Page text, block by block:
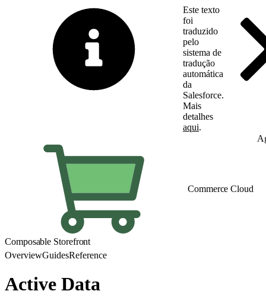
Este texto
foi
traduzido
pelo
sistema de
tradução
automática
da
Salesforce.
Mais
detalhes
aqui.
Commerce Cloud
Composable Storefront
OverviewGuidesReference
Active Data